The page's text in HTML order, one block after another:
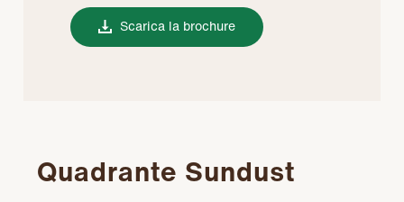
Scarica la brochure
Quadrante Sundust